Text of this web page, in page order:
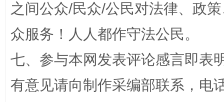
之间公众/民众/公民对法律、政
众服务！人人都作守法公民。
七、参与本网发表评论感言即表
有意见请向制作采编部联系，电